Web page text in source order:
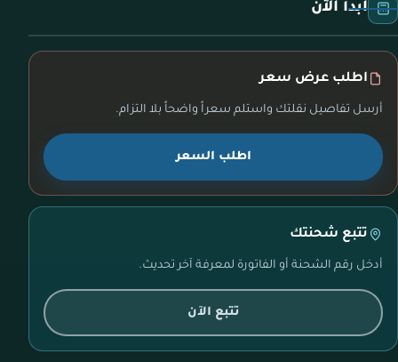
ابدأ الآن
اطلب عرض سعر
أرسل تفاصيل نقلتك واستلم سعراً واضحاً بلا التزام.
اطلب السعر
تتبع شحنتك
أدخل رقم الشحنة أو الفاتورة لمعرفة آخر تحديث.
تتبع الآن